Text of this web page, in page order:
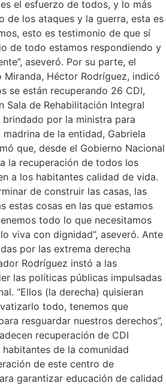
el esfuerzo de todos, y lo más
de los ataques y la guerra, esta es
esto es testimonio de que sí
de todo estamos respondiendo y
aseveró. Por su parte, el
Héctor Rodríguez, indicó
se están recuperando 26 CDI,
Sala de Rehabilitación Integral
brindado por la ministra para
de la entidad, Gabriela
que, desde el Gobierno Nacional
la recuperación de todos los
a los habitantes calidad de vida.
de construir las casas, las
estas cosas en las que estamos
todo lo que necesitamos
viva con dignidad”, aseveró. Ante
por las extrema derecha
Rodríguez instó a las
las políticas públicas impulsadas
“Ellos (la derecha) quisieran
todo, tenemos que
resguardar nuestros derechos”,
recuperación de CDI
de la comunidad
de este centro de
garantizar educación de calidad